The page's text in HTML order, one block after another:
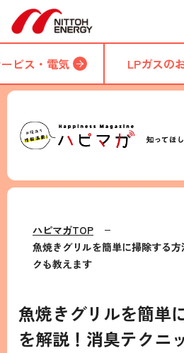
ビス・電気 LPガスの
ハピマガTOP
魚焼きグリルを簡単に掃除する
クも教えます
魚焼きグリルを簡単
を解説！消臭テクニ